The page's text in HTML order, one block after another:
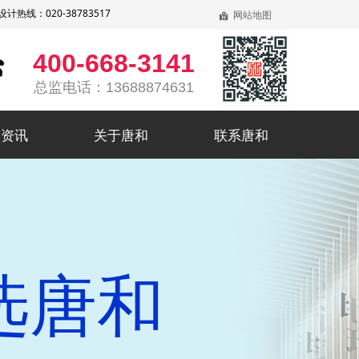
400-668-3141
总监电话：13688874631
计热线：020-38783517 낕 网站地图
讯 关于唐和 联系唐和
唐和